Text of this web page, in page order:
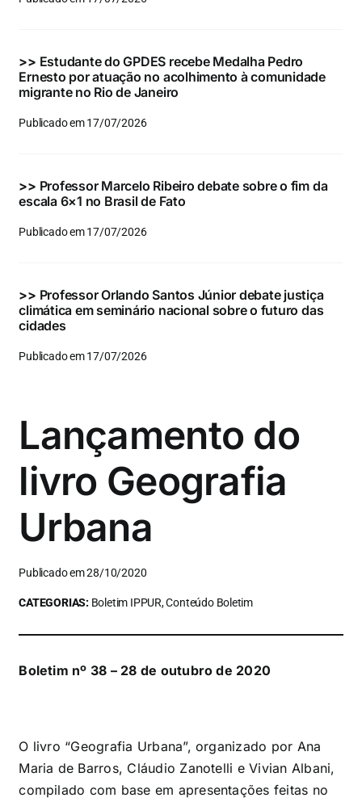
Eventos e Certificados
Buscar
para:
>> Estudante do GPDES recebe Medalha Pedro
Ernesto por atuação no acolhimento à comunidade
migrante no Rio de Janeiro
Publicado em 17/07/2026
>> Professor Marcelo Ribeiro debate sobre o fim da
escala 6×1 no Brasil de Fato
Publicado em 17/07/2026
>> Professor Orlando Santos Júnior debate justiça
climática em seminário nacional sobre o futuro das
cidades
Publicado em 17/07/2026
Lançamento do
livro Geografia
Urbana
Publicado em 28/10/2020
CATEGORIAS: Boletim IPPUR, Conteúdo Boletim
Boletim nº 38 – 28 de outubro de 2020
O livro “Geografia Urbana”, organizado por Ana
Maria de Barros, Cláudio Zanotelli e Vivian Albani,
compilado com base em apresentações feitas no